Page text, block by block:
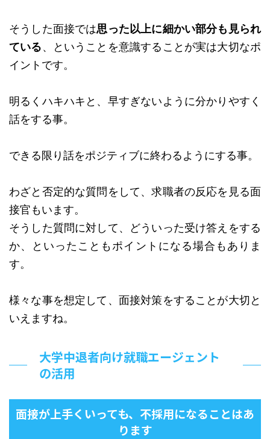
そうした面接では思った以上に細かい部分も見られ
ている、ということを意識することが実は大切なポ
イントです。
明るくハキハキと、早すぎないように分かりやすく
話をする事。
できる限り話をポジティブに終わるようにする事。
わざと否定的な質問をして、求職者の反応を見る面
接官もいます。
そうした質問に対して、どういった受け答えをする
か、といったこともポイントになる場合もありま
す。
様々な事を想定して、面接対策をすることが大切と
いえますね。
大学中退者向け就職エージェント
の活用
面接が上手くいっても、不採用になることはあ
ります